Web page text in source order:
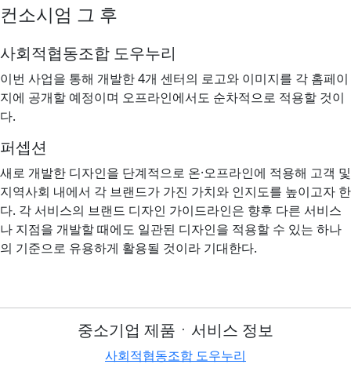
컨소시엄 그 후
사회적협동조합 도우누리
이번 사업을 통해 개발한 4개 센터의 로고와 이미지를 각 홈페이
지에 공개할 예정이며 오프라인에서도 순차적으로 적용할 것이
다.
퍼셉션
새로 개발한 디자인을 단계적으로 온·오프라인에 적용해 고객 및
지역사회 내에서 각 브랜드가 가진 가치와 인지도를 높이고자 한
다. 각 서비스의 브랜드 디자인 가이드라인은 향후 다른 서비스
나 지점을 개발할 때에도 일관된 디자인을 적용할 수 있는 하나
의 기준으로 유용하게 활용될 것이라 기대한다.
중소기업 제품ㆍ서비스 정보
사회적협동조합 도우누리